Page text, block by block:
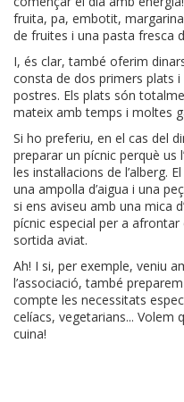
fruita, pa, embotit,
de fruites i una pasta fresca
I, és clar, també oferim
consta de dos primers plats
postres. Els plats són
mateix amb temps i moltes
Si ho preferiu, en el cas del
preparar un pícnic perquè us
les instal·lacions de l’alberg.
una ampolla d’aigua i una
si ens aviseu amb una mica
pícnic especial per a
sortida aviat.
Ah! I si, per exemple, veniu
l’associació, també
compte les necessitats
celíacs, vegetarians... Volem
cuina!